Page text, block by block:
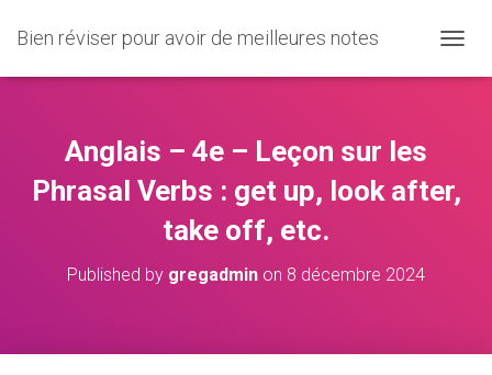
Bien réviser pour avoir de meilleures notes
U
F
Anglais – 4e – Leçon sur les
Phrasal Verbs : get up, look after,
take off, etc.
Published by gregadmin on 8 décembre 2024